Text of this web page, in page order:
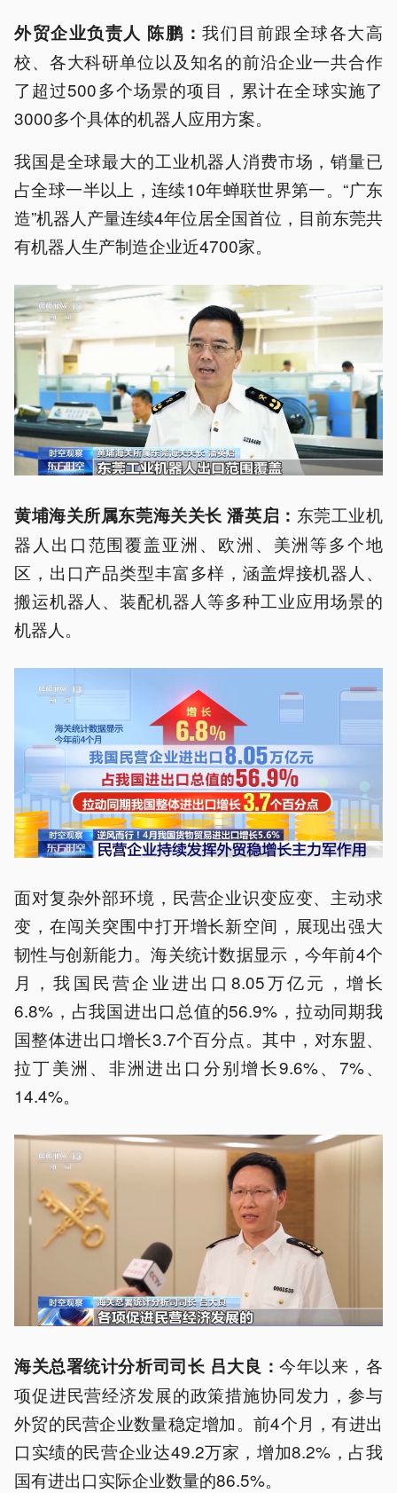
外贸企业负责人 陈鹏：我们目前跟全球各大高
校、各大科研单位以及知名的前沿企业一共合作
了超过500多个场景的项目，累计在全球实施了
3000多个具体的机器人应用方案。
我国是全球最大的工业机器人消费市场，销量已
占全球一半以上，连续10年蝉联世界第一。“广东
造”机器人产量连续4年位居全国首位，目前东莞共
有机器人生产制造企业近4700家。
黄埔海关所属东莞海关关长 潘英启： 东莞工业机
器人出口范围覆盖亚洲、欧洲、美洲等多个地
区，出口产品类型丰富多样，涵盖焊接机器人、
搬运机器人、装配机器人等多种工业应用场景的
机器人。
面对复杂外部环境，民营企业识变应变、主动求
变，在闯关突围中打开增长新空间，展现出强大
韧性与创新能力。海关统计数据显示，今年前4个
月，我国民营企业进出口8.05万亿元，增长
6.8%，占我国进出口总值的56.9%，拉动同期我
国整体进出口增长3.7个百分点。其中，对东盟、
拉丁美洲、非洲进出口分别增长9.6%、7%、
14.4%。
海关总署统计分析司司长 吕大良：今年以来，各
项促进民营经济发展的政策措施协同发力，参与
外贸的民营企业数量稳定增加。前4个月，有进出
口实绩的民营企业达49.2万家，增加8.2%，占我
国有进出口实际企业数量的86.5%。